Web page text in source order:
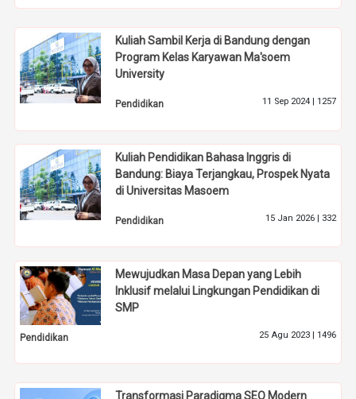
Kuliah Sambil Kerja di Bandung dengan
Program Kelas Karyawan Ma'soem
University
Pendidikan 11 Sep 2024 | 1257
Kuliah Pendidikan Bahasa Inggris di
Bandung: Biaya Terjangkau, Prospek Nyata
di Universitas Masoem
Pendidikan 15 Jan 2026 | 332
Mewujudkan Masa Depan yang Lebih
Inklusif melalui Lingkungan Pendidikan di
SMP
Pendidikan 25 Agu 2023 | 1496
Transformasi Paradigma SEO Modern